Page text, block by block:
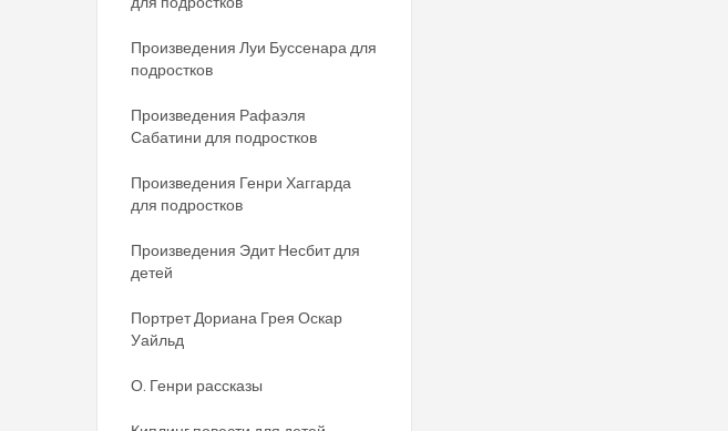
Произведения Луи Буссенара для
подростков
Произведения Рафаэля
Сабатини для подростков
Произведения Генри Хаггарда
для подростков
Произведения Эдит Несбит для
детей
Портрет Дориана Грея Оскар
Уайльд
О. Генри рассказы